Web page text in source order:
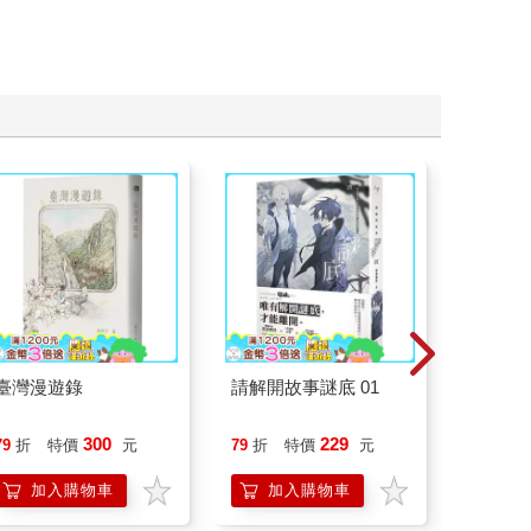
灣漫遊錄
折 特價 300 元
加入購物車
請解開故事謎底 01
79 折 特價 229 元
加入購物車